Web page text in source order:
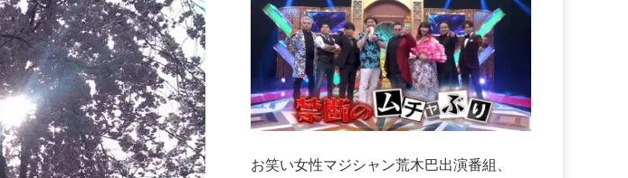
お笑い女性マジシャン荒木巴出演番組、